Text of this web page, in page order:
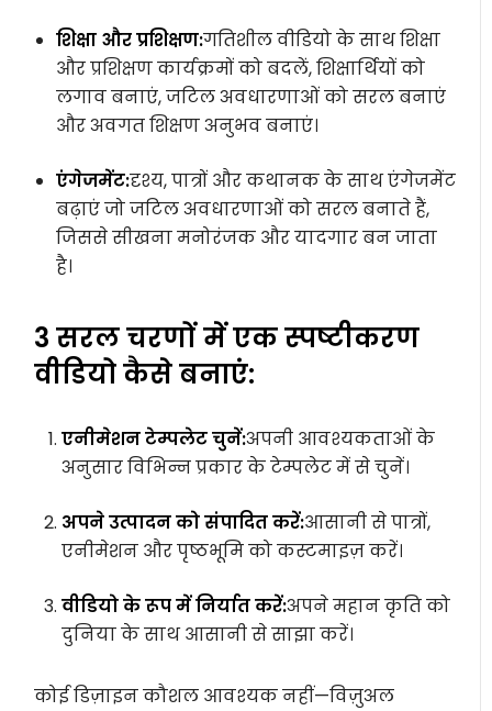
शिक्षा और प्रशिक्षण:गतिशील वीडियो के साथ शिक्षा
और प्रशिक्षण कार्यक्रमों को बदलें, शिक्षार्थियों को
लगाव बनाएं, जटिल अवधारणाओं को सरल बनाएं
और अवगत शिक्षण अनुभव बनाएं।
एंगेजमेंट:दृश्य, पात्रों और कथानक के साथ एंगेजमेंट
बढ़ाएं जो जटिल अवधारणाओं को सरल बनाते हैं,
जिससे सीखना मनोरंजक और यादगार बन जाता
है।
3 सरल चरणों में एक स्पष्टीकरण
वीडियो कैसे बनाएं:
एनीमेशन टेम्पलेट चुनें:अपनी आवश्यकताओं के
अनुसार विभिन्न प्रकार के टेम्पलेट में से चुनें।
अपने उत्पादन को संपादित करें:आसानी से पात्रों,
एनीमेशन और पृष्ठभूमि को कस्टमाइज़ करें।
वीडियो के रूप में निर्यात करें:अपने महान कृति को
दुनिया के साथ आसानी से साझा करें।
कोई डिज़ाइन कौशल आवश्यक नहीं—विज़ुअल